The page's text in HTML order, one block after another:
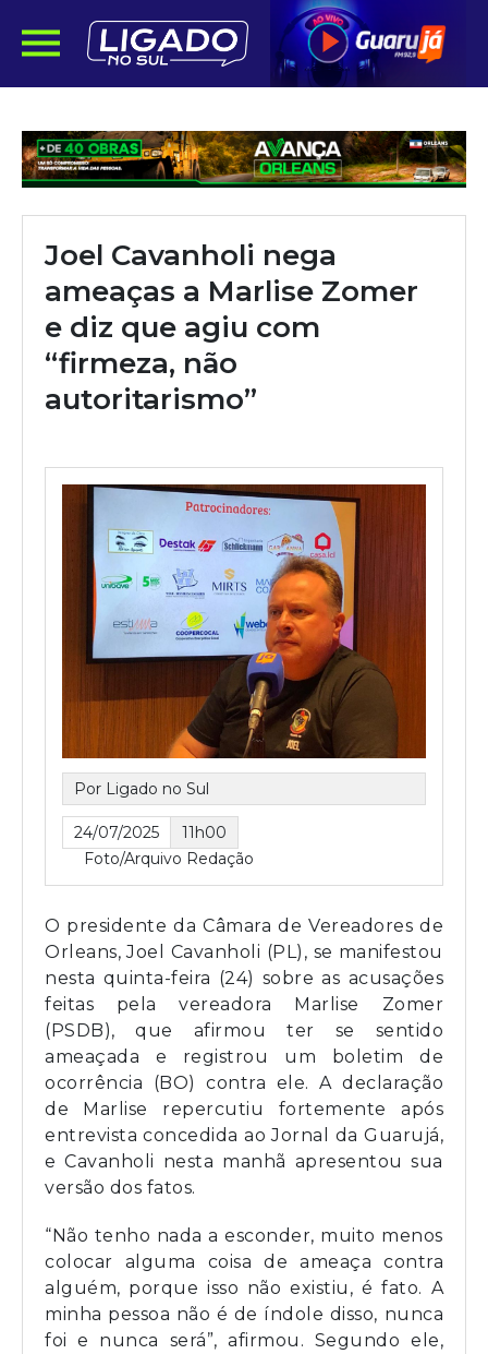
Joel Cavanholi nega
ameaças a Marlise Zomer
e diz que agiu com
“firmeza, não
autoritarismo”
Por Ligado no Sul
24/07/2025
11h00
Foto/Arquivo Redação
O presidente da Câmara de Vereadores de
Orleans, Joel Cavanholi (PL), se manifestou
nesta quinta-feira (24) sobre as acusações
feitas pela vereadora Marlise Zomer
(PSDB), que afirmou ter se sentido
ameaçada e registrou um boletim de
ocorrência (BO) contra ele. A declaração
de Marlise repercutiu fortemente após
entrevista concedida ao Jornal da Guarujá,
e Cavanholi nesta manhã apresentou sua
versão dos fatos.
“Não tenho nada a esconder, muito menos
colocar alguma coisa de ameaça contra
alguém, porque isso não existiu, é fato. A
minha pessoa não é de índole disso, nunca
foi e nunca será”, afirmou. Segundo ele,